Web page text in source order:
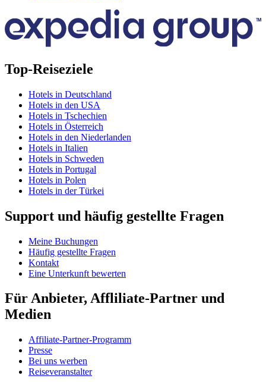
Top-Reiseziele
Hotels in Deutschland
Hotels in den USA
Hotels in Tschechien
Hotels in Österreich
Hotels in den Niederlanden
Hotels in Italien
Hotels in Schweden
Hotels in Portugal
Hotels in Polen
Hotels in der Türkei
Support und häufig gestellte Fragen
Meine Buchungen
Häufig gestellte Fragen
Kontakt
Eine Unterkunft bewerten
Für Anbieter, Affliliate-Partner und
Medien
Affiliate-Partner-Programm
Presse
Bei uns werben
Reiseveranstalter